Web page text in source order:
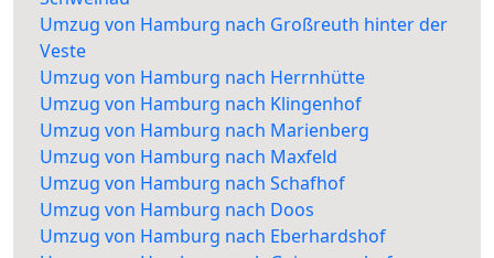
Umzug von Hamburg nach Großreuth hinter der
Veste
Umzug von Hamburg nach Herrnhütte
Umzug von Hamburg nach Klingenhof
Umzug von Hamburg nach Marienberg
Umzug von Hamburg nach Maxfeld
Umzug von Hamburg nach Schafhof
Umzug von Hamburg nach Doos
Umzug von Hamburg nach Eberhardshof